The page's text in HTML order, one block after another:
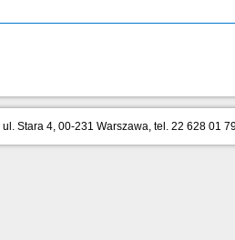
ul. Stara 4, 00-231 Warszawa, tel. 22 628 01